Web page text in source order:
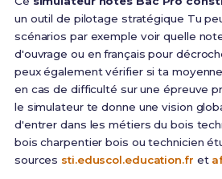
un outil de pilotage stratégique Tu
scénarios par exemple voir quelle
d'ouvrage ou en français pour
peux également vérifier si ta
en cas de difficulté sur une épreuve
le simulateur te donne une vision
d'entrer dans les métiers du bois
bois charpentier bois ou technicien
sources sti.eduscol.education.fr et